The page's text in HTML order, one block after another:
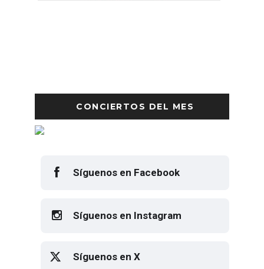
CONCIERTOS DEL MES
Síguenos en Facebook
Síguenos en Instagram
Síguenos en X